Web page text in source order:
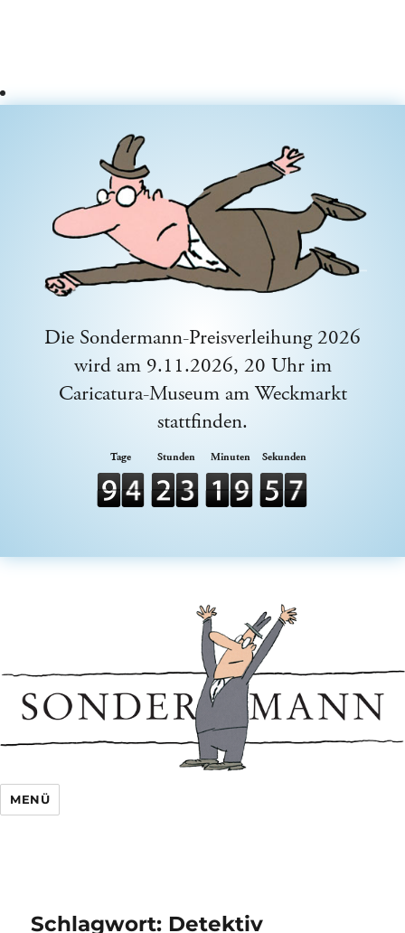
Die Sondermann-Preisverleihung 2026
wird am 9.11.2026, 20 Uhr im
Caricatura-Museum am Weckmarkt
stattfinden.
Tage
Sondermann e.V.
MENÜ
Schlagwort: Detektiv